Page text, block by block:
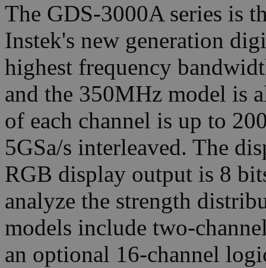
The GDS-3000A series is
Instek's new generation
highest frequency
and the 350MHz model is
of each channel is up to
5GSa/s interleaved. The
RGB display output is 8
analyze the strength
models include two-
an optional 16-channel